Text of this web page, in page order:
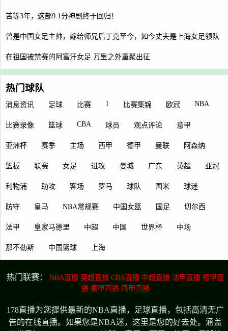
苦等3年，这部9.1分神剧终于回归！
曾是中国女足主帅，嫁给师兄后丁克至今，如今丈夫是上海女足领队
在祖国被禁赛的阿富汗女足 万里之外重聚出征
热门球队
消息资讯 足球 比赛 1 比赛集锦 欧冠 NBA
比赛录像 篮球 CBA 球员 观点评论 意甲
亚洲杯 赛季 主场 西甲 德甲 曼联 阿森纳
篮板 联赛 女足 进攻 曼城 广东 英超 亚冠
利物浦 助攻 客场 罗马 球队 国米 球迷
防守 皇马 NBA常规赛 中国女篮 国足 切尔西
法甲 皇家马德里 中超 中国 世界杯 中场
那不勒斯 中国篮球 上海
热门联赛： NBA直播 英超直播 CBA直播 中超直播 法甲直播 德甲直
播 意甲直播 西甲直播
178直播为您提供最新的NBA直播，足球直播，包括高清无广
告的在线直播。如果您是NBA迷，这里是您的好去处。涵盖